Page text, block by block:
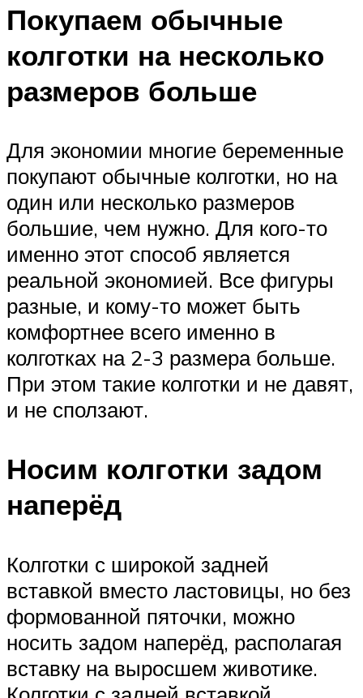
Покупаем обычные
колготки на несколько
размеров больше
Для экономии многие беременные
покупают обычные колготки, но на
один или несколько размеров
большие, чем нужно. Для кого-то
именно этот способ является
реальной экономией. Все фигуры
разные, и кому-то может быть
комфортнее всего именно в
колготках на 2-3 размера больше.
При этом такие колготки и не давят,
и не сползают.
Носим колготки задом
наперёд
Колготки с широкой задней
вставкой вместо ластовицы, но без
формованной пяточки, можно
носить задом наперёд, располагая
вставку на выросшем животике.